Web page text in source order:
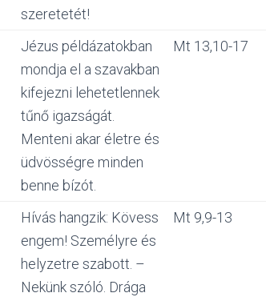
szeretetét!
Jézus példázatokban
mondja el a szavakban
kifejezni lehetetlennek
tűnő igazságát.
Menteni akar életre és
üdvösségre minden
benne bízót.
Mt 13,10-17
Hívás hangzik: Kövess
engem! Személyre és
helyzetre szabott. –
Nekünk szóló. Drága
Mt 9,9-13